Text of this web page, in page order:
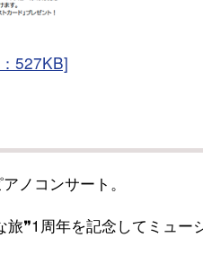
527KB]
ノコンサート。
❞1周年を記念してミュー